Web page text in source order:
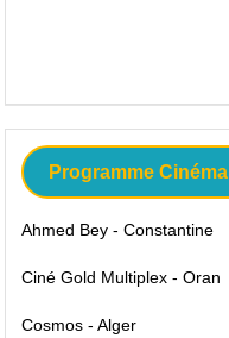
Programme Cinéma
Ahmed Bey - Constantine
Ciné Gold Multiplex - Oran
Cosmos - Alger